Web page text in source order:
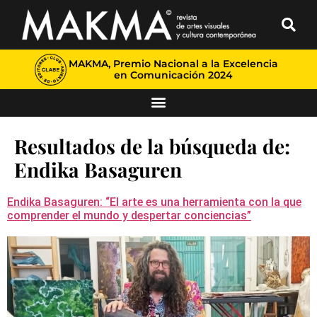
MAKMA, Premio Nacional a la Excelencia
en Comunicación 2024
Resultados de la búsqueda de:
Endika Basaguren
Endika Basaguren: “El arte es una herramienta con la que
comprender el mundo y despertar conciencias”